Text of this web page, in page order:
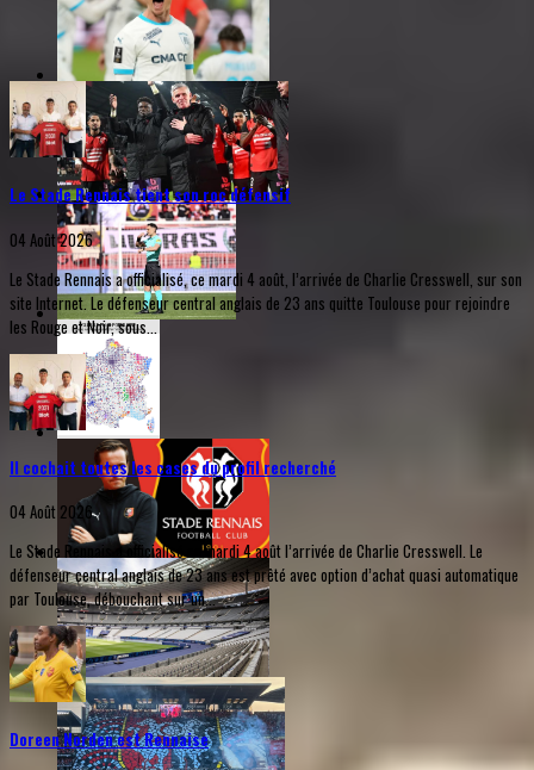
Le Stade Rennais tient son roc défensif
04 Août 2026
Le Stade Rennais a officialisé, ce mardi 4 août, l’arrivée de Charlie Cresswell, sur son
site Internet. Le défenseur central anglais de 23 ans quitte Toulouse pour rejoindre
les Rouge et Noir, sous...
Il cochait toutes les cases du profil recherché
04 Août 2026
Le Stade Rennais a officialisé ce mardi 4 août l’arrivée de Charlie Cresswell. Le
défenseur central anglais de 23 ans est prêté avec option d’achat quasi automatique
par Toulouse, débouchant sur un...
Doreen Norden est Rennaise